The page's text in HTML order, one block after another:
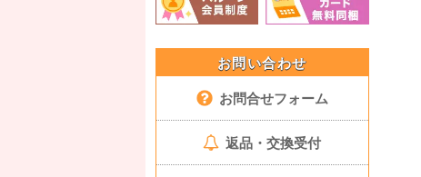
お問い合わせ
お問合せフォーム
返品・交換受付